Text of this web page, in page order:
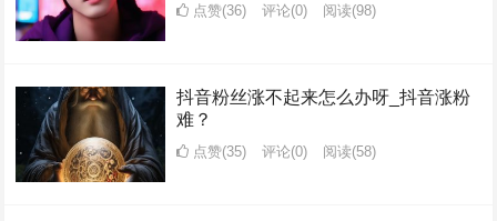
点赞(36) 评论(0) 阅读(98)
抖音粉丝涨不起来怎么办呀_抖音涨粉
难？
点赞(35) 评论(0) 阅读(58)